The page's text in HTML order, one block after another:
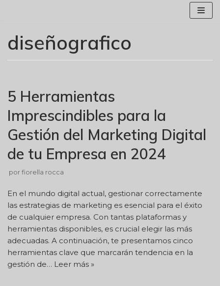
contenido
diseñografico
5 Herramientas
Imprescindibles para la
Gestión del Marketing Digital
de tu Empresa en 2024
por fiorella rocca
En el mundo digital actual, gestionar correctamente
las estrategias de marketing es esencial para el éxito
de cualquier empresa. Con tantas plataformas y
herramientas disponibles, es crucial elegir las más
adecuadas. A continuación, te presentamos cinco
herramientas clave que marcarán tendencia en la
gestión de… Leer más »